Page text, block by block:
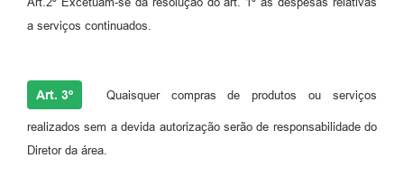
a serviços continuados.
Art. 3º Quaisquer compras de produtos ou serviços
realizados sem a devida autorização serão de responsabilidade do
Diretor da área.